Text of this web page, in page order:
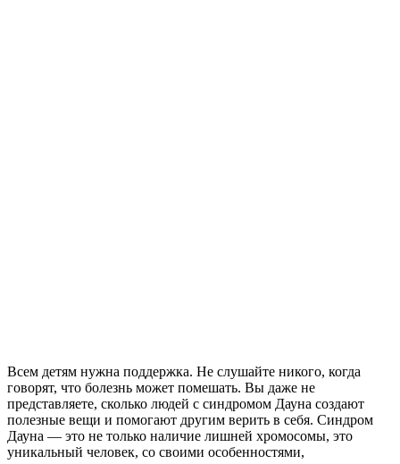
Всем детям нужна поддержка. Не слушайте никого, когда
говорят, что болезнь может помешать. Вы даже не
представляете, сколько людей с синдромом Дауна создают
полезные вещи и помогают другим верить в себя. Синдром
Дауна — это не только наличие лишней хромосомы, это
уникальный человек, со своими особенностями,